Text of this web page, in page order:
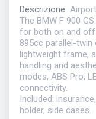
Descrizione:
The BMW F 900
for both on and
895cc parallel-twin
lightweight frame,
handling and
modes, ABS Pro,
connectivity.
Included:
holder, side cases.